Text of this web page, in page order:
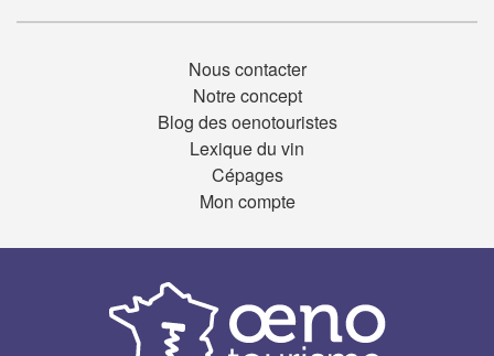
Nous contacter
Notre concept
Blog des oenotouristes
Lexique du vin
Cépages
Mon compte